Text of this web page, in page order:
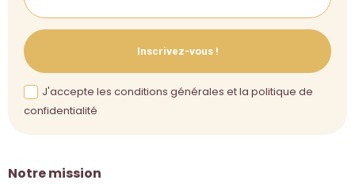
Notre mission
Inscrivez-vous !
J'accepte les conditions générales et la politique de
confidentialité